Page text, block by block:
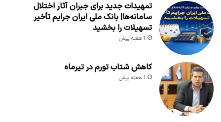
تمهیدات جدید برای جبران آثار اختلال
سامانه‌ها| بانک ملی ایران جرایم تأخیر
تسهیلات را بخشید
1 هفته پیش
کاهش شتاب تورم در تیرماه
1 هفته پیش